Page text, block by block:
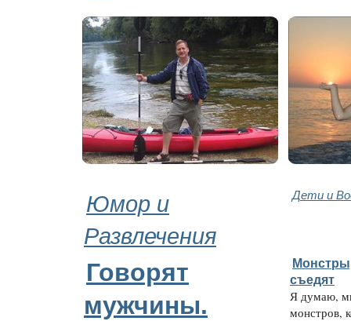
Юмор и
Развлечения
Дети и
Говорят
мужчины.
съедят
Я думаю,
монстров,